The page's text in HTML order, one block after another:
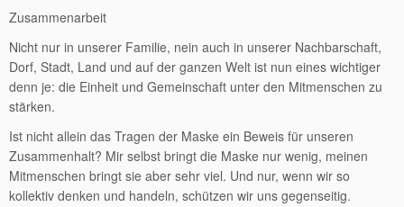
Zusammenarbeit
Nicht nur in unserer Familie, nein auch in unserer Nachbarschaft,
Dorf, Stadt, Land und auf der ganzen Welt ist nun eines wichtiger
denn je: die Einheit und Gemeinschaft unter den Mitmenschen zu
stärken.
Ist nicht allein das Tragen der Maske ein Beweis für unseren
Zusammenhalt? Mir selbst bringt die Maske nur wenig, meinen
Mitmenschen bringt sie aber sehr viel. Und nur, wenn wir so
kollektiv denken und handeln, schützen wir uns gegenseitig.